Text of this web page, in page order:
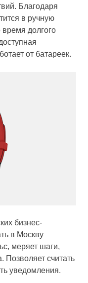
Благодаря
в ручную
долгого
от батареек.
бизнес-
в Москву
меряет шаги,
Позволяет считать
уведомления.